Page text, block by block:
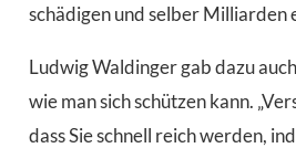
schädigen und selber Milliarden
Ludwig Waldinger gab dazu
wie man sich schützen kann.
dass Sie schnell reich werden,